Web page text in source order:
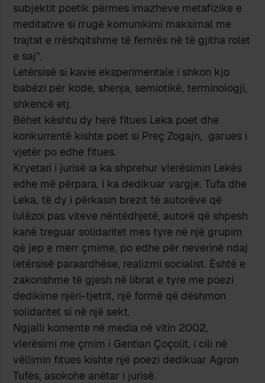
subjektit poetik përmes imazheve metafizike e
meditative si rrugë komunikimi maksimal me
trajtat e rrëshqitshme të femrës në të gjitha rolet
e saj”.
Letërsisë si kavie eksperimentale i shkon kjo
babëzi për kode, shenja, semiotikë, terminologji,
shkencë etj.
Bëhet kështu dy herë fitues Leka poet dhe
konkurrentë kishte poet si Preç Zogajn, garues i
vjetër po edhe fitues.
Kryetari i jurisë ia ka shprehur vlerësimin Lekës
edhe më përpara, i ka dedikuar vargje. Tufa dhe
Leka, të dy i përkasin brezit të autorëve që
lulëzoi pas viteve nëntëdhjetë, autorë që shpesh
kanë treguar solidaritet mes tyre në një grupim
që jep e merr çmime, po edhe për neverinë ndaj
letërsisë paraardhëse, realizmi socialist. Është e
zakonshme të gjesh në librat e tyre me poezi
dedikime njëri-tjetrit, një formë që dëshmon
solidaritet si në një sekt.
Ngjalli komente në media në vitin 2002,
vlerësimi me çmim i Gentian Çoçolit, i cili në
vëllimin fitues kishte një poezi dedikuar Agron
Tufës, asokohe anëtar i jurisë.